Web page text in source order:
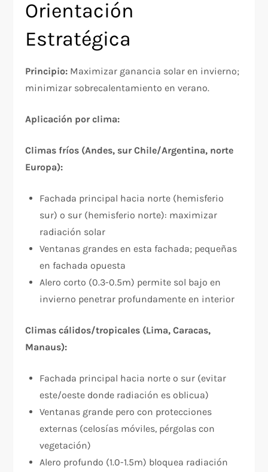
Orientación
Estratégica
Principio: Maximizar ganancia solar en invierno;
minimizar sobrecalentamiento en verano.
Aplicación por clima:
Climas fríos (Andes, sur Chile/Argentina, norte
Europa):
Fachada principal hacia norte (hemisferio
sur) o sur (hemisferio norte): maximizar
radiación solar
Ventanas grandes en esta fachada; pequeñas
en fachada opuesta
Alero corto (0.3-0.5m) permite sol bajo en
invierno penetrar profundamente en interior
Climas cálidos/tropicales (Lima, Caracas,
Manaus):
Fachada principal hacia norte o sur (evitar
este/oeste donde radiación es oblicua)
Ventanas grande pero con protecciones
externas (celosías móviles, pérgolas con
vegetación)
Alero profundo (1.0-1.5m) bloquea radiación